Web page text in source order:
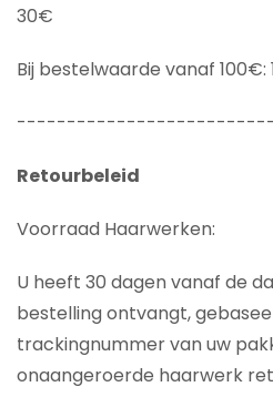
30€
Bij bestelwaarde vanaf 100€:
Retourbeleid
Voorraad Haarwerken:
U heeft 30 dagen vanaf de
bestelling ontvangt,
trackingnummer van uw
onaangeroerde haarwerk